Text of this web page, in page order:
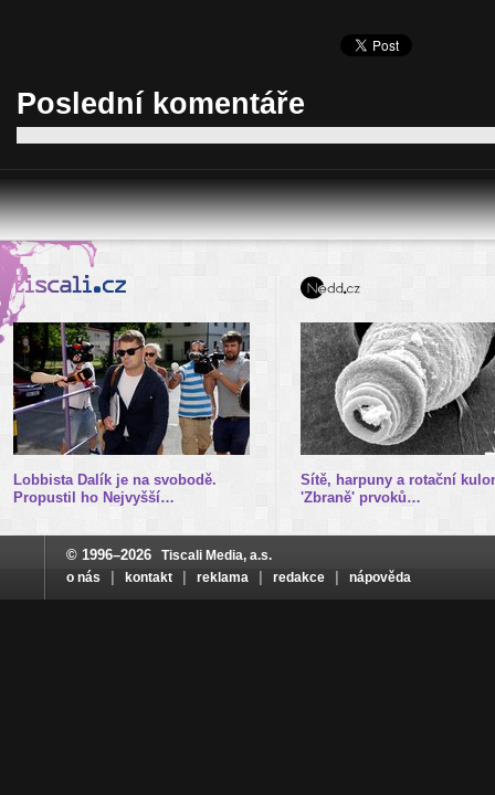
Poslední komentáře
Lobbista Dalík je na svobodě.
Propustil ho Nejvyšší…
Sítě, harpuny a rotační
'Zbraně' prvoků…
© 1996–2026
Tiscali Media, a.s.
o nás
kontakt reklama redakce nápověda